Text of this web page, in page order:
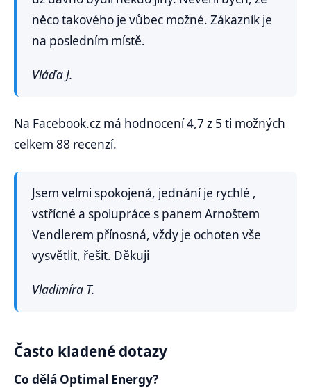
něco takového je vůbec možné. Zákazník je
na posledním místě.
Vláďa J.
Na Facebook.cz má hodnocení 4,7 z 5 ti možných
celkem 88 recenzí.
Jsem velmi spokojená, jednání je rychlé ,
vstřícné a spolupráce s panem Arnoštem
Vendlerem přínosná, vždy je ochoten vše
vysvětlit, řešit. Děkuji
Vladimíra T.
Často kladené dotazy
Co dělá Optimal Energy?